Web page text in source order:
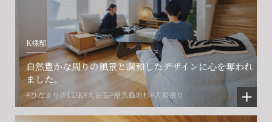
K様邸
自然豊かな周りの風景と調和したデザインに心を奪われ
ました。
#ひだまりのLDK#大谷石#屋久島地杉#大和張り